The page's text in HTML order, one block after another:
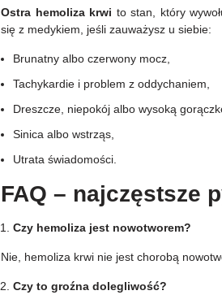
Ostra hemoliza krwi to stan, który
się z medykiem, jeśli zauważysz u siebie:
Brunatny albo czerwony mocz,
Tachykardie i problem z oddychaniem,
Dreszcze, niepokój albo wysoką
Sinica albo wstrząs,
Utrata świadomości.
FAQ – najczęstsze
Czy hemoliza jest nowotworem?
Nie, hemoliza krwi nie jest chorobą
Czy to groźna dolegliwość?